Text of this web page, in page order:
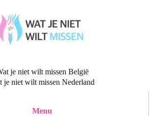
je niet wilt missen België
je niet wilt missen Nederland
Menu